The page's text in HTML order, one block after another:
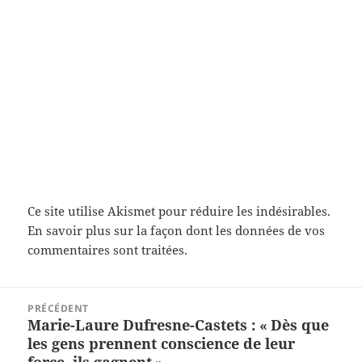
Ce site utilise Akismet pour réduire les indésirables.
En savoir plus sur la façon dont les données de vos
commentaires sont traitées.
l’article
PRÉCÉDENT
Article
précédent :
Marie-Laure Dufresne-Castets : « Dès que
les gens prennent conscience de leur